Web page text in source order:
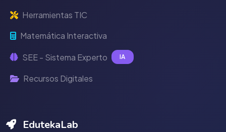
Herramientas TIC
Matemática Interactiva
SEE - Sistema Experto IA
Recursos Digitales
EdutekaLab